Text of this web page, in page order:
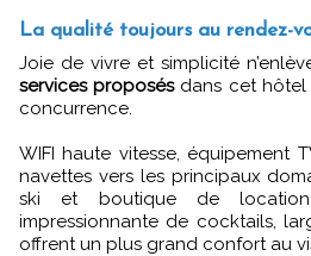
La qualité toujours au rendez-
Joie de vivre et simplicité
services proposés dans cet
concurrence.
WIFI haute vitesse, équipement
navettes vers les principaux
ski et boutique de location
impressionnante de cocktails,
offrent un plus grand confort au